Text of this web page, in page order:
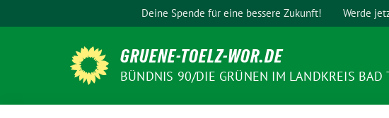
zum
Deine Spende für eine bessere Zukunft! Werde
GRUENE-TOELZ-WOR.DE
BÜNDNIS 90/DIE GRÜNEN IM LANDKREIS BAD